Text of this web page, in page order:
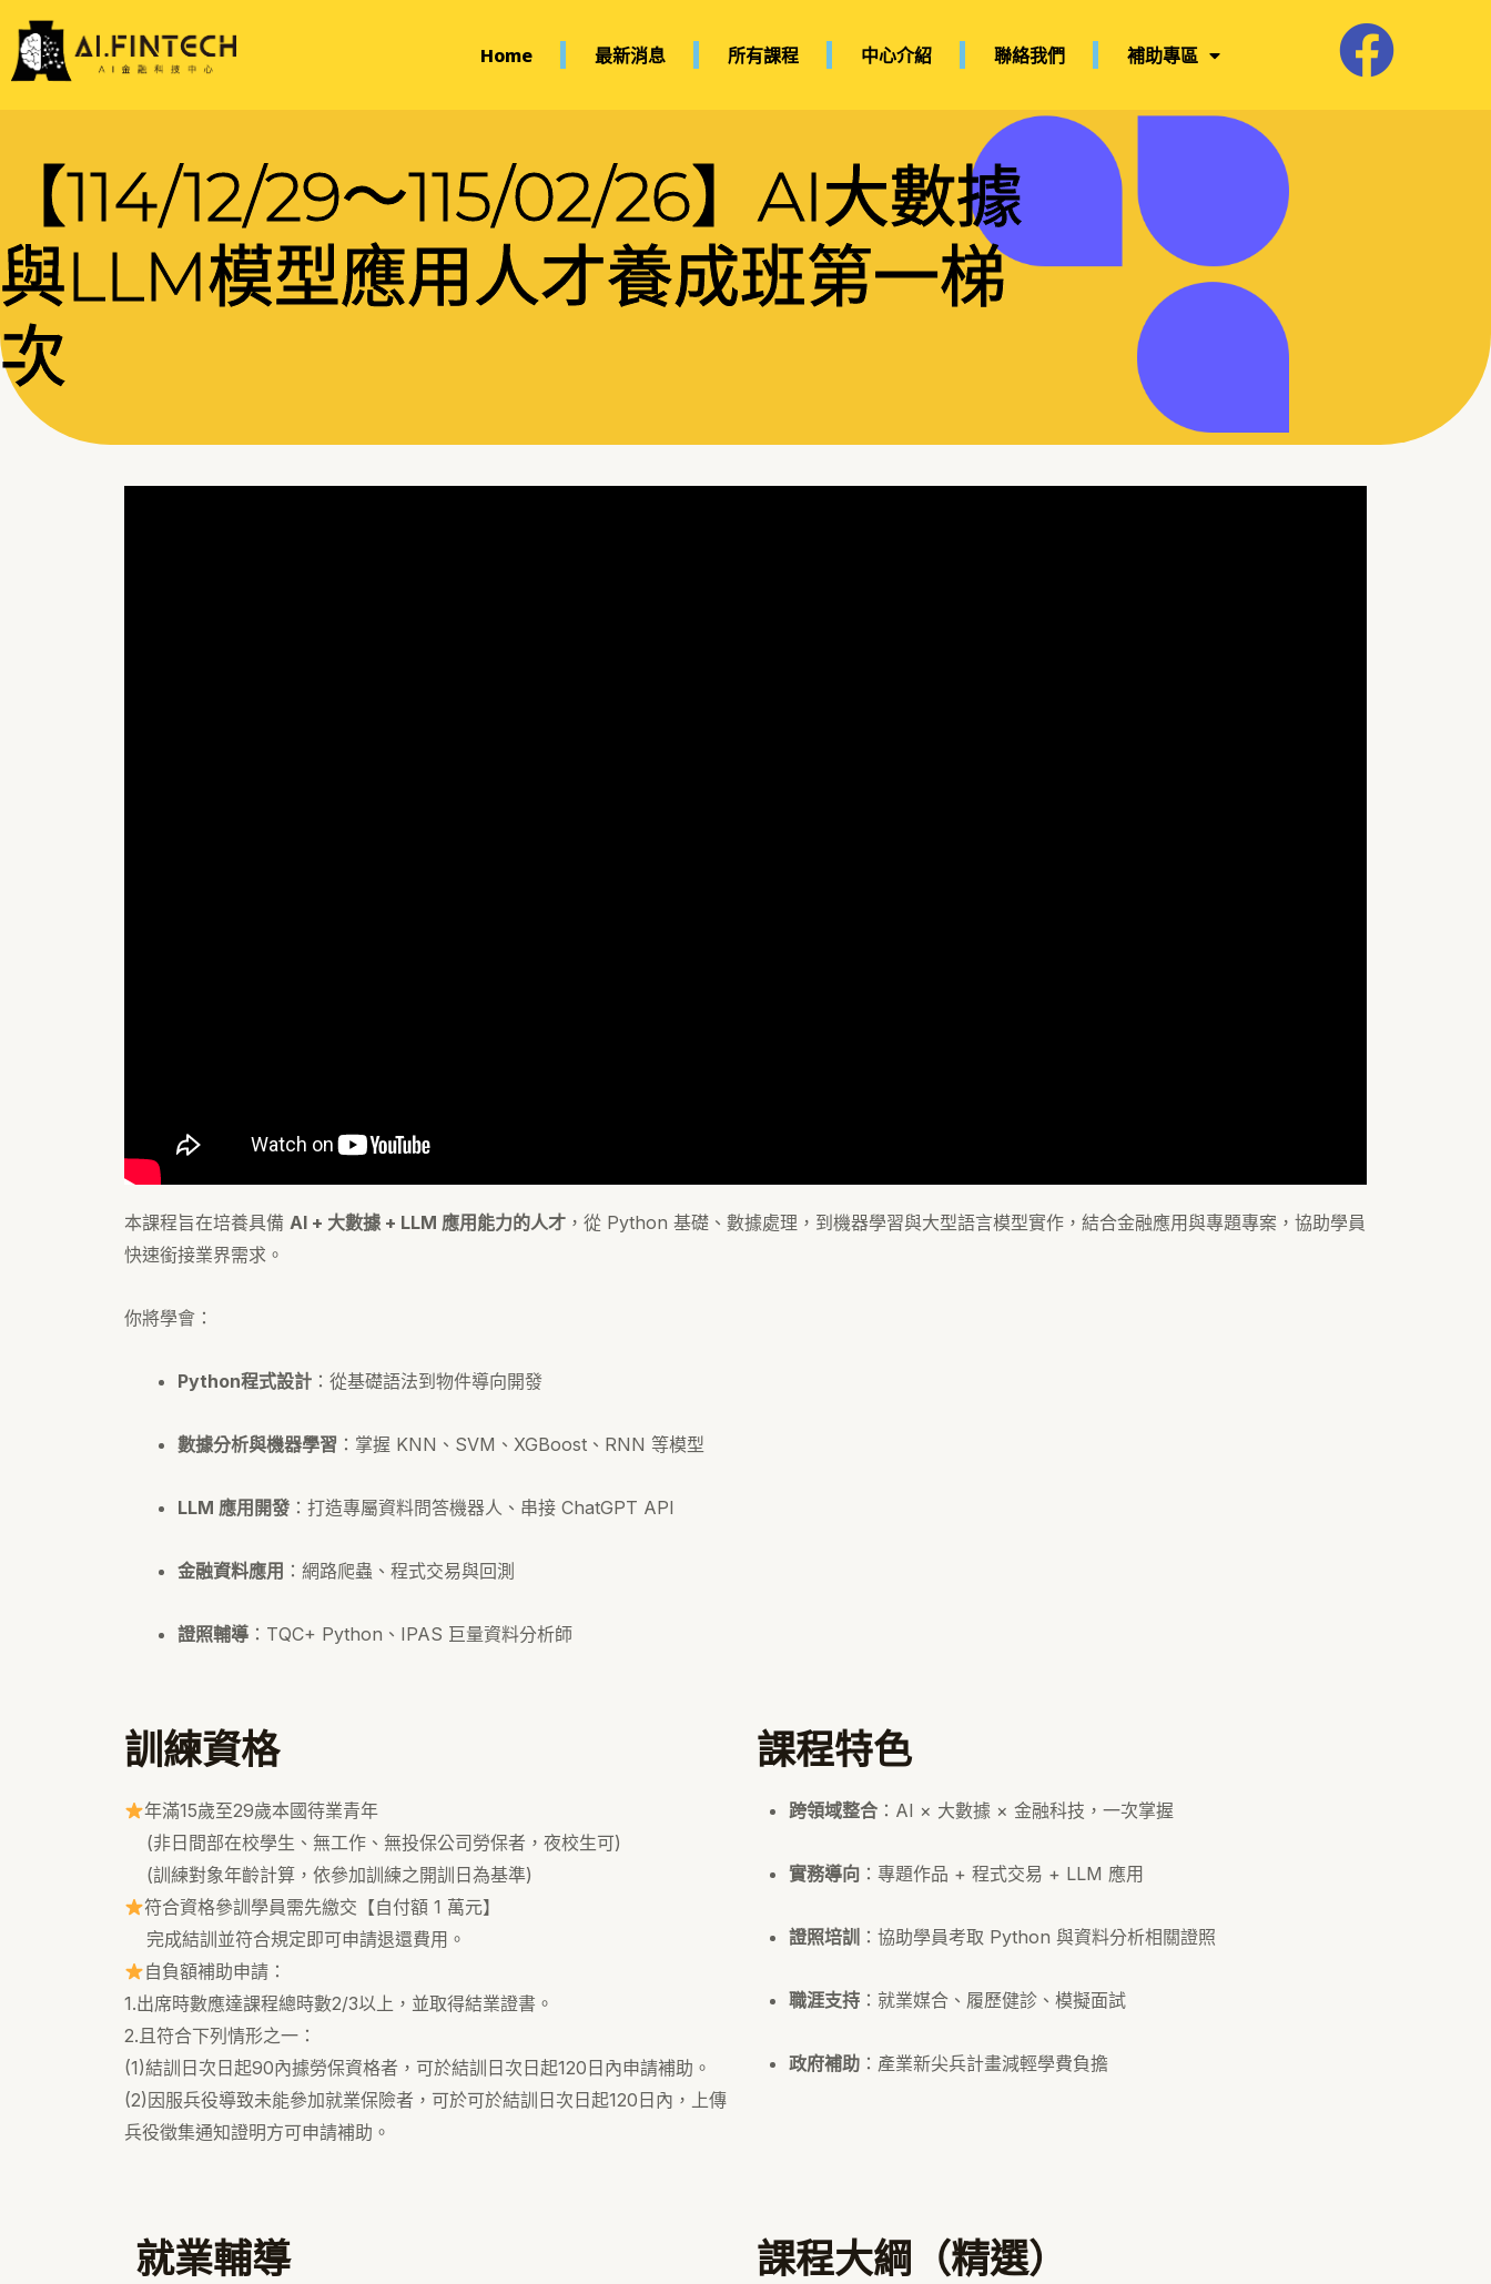
Home 最新消息 所有課程 中心介紹 聯絡我們 補助專區
【114/12/29～115/02/26】AI大數據
與LLM模型應用人才養成班第一梯
次
本課程旨在培養具備 AI + 大數據 + LLM 應用能力的人才 ，從 Python 基礎、數據處理，到機器學習與大型語言模型實作，結合金融應用與專題專案，協助學員
快速銜接業界需求。
你將學會：
Python程式設計 ：從基礎語法到物件導向開發
數據分析與機器學習 ：掌握 KNN、SVM、XGBoost、RNN 等模型
LLM 應用開發 ：打造專屬資料問答機器人、串接 ChatGPT API
金融資料應用 ：網路爬蟲、程式交易與回測
證照輔導 ：TQC+ Python、IPAS 巨量資料分析師
訓練資格
年滿15歲至29歲本國待業青年
(非日間部在校學生、無工作、無投保公司勞保者，夜校生可)
(訓練對象年齡計算，依參加訓練之開訓日為基準)
符合資格參訓學員需先繳交【自付額 1 萬元】
完成結訓並符合規定即可申請退還費用。
自負額補助申請：
1.出席時數應達課程總時數2/3以上，並取得結業證書。
2.且符合下列情形之一：
(1)結訓日次日起90內據勞保資格者，可於結訓日次日起120日內申請補助。
(2)因服兵役導致未能參加就業保險者，可於可於結訓日次日起120日內，上傳
兵役徵集通知證明方可申請補助。
課程特色
跨領域整合 ：AI × 大數據 × 金融科技，一次掌握
實務導向 ：專題作品 + 程式交易 + LLM 應用
證照培訓 ：協助學員考取 Python 與資料分析相關證照
職涯支持 ：就業媒合、履歷健診、模擬面試
政府補助 ：產業新尖兵計畫減輕學費負擔
就業輔導 課程大綱（精選）